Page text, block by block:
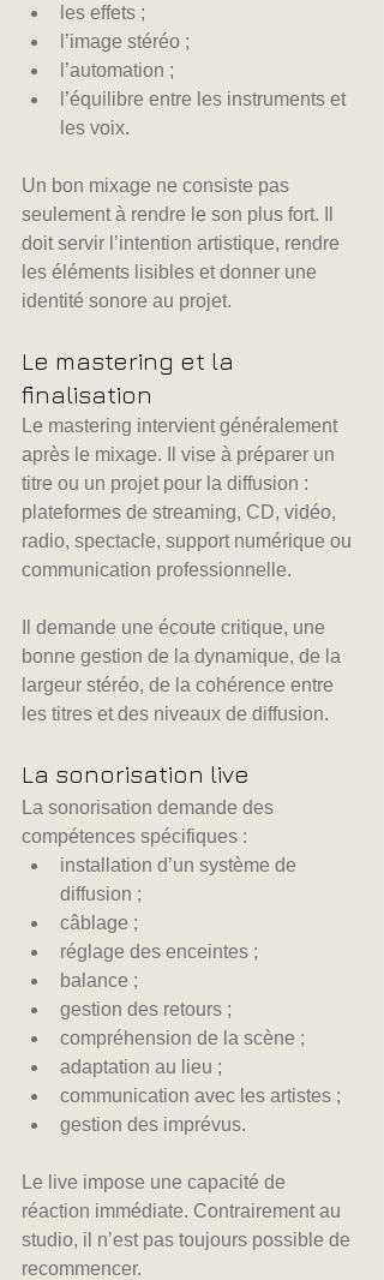
les effets ;
l’image stéréo ;
l’automation ;
l’équilibre entre les instruments et
les voix.
Un bon mixage ne consiste pas
seulement à rendre le son plus fort. Il
doit servir l’intention artistique, rendre
les éléments lisibles et donner une
identité sonore au projet.
Le mastering et la
finalisation
Le mastering intervient généralement
après le mixage. Il vise à préparer un
titre ou un projet pour la diffusion :
plateformes de streaming, CD, vidéo,
radio, spectacle, support numérique ou
communication professionnelle.
Il demande une écoute critique, une
bonne gestion de la dynamique, de la
largeur stéréo, de la cohérence entre
les titres et des niveaux de diffusion.
La sonorisation live
La sonorisation demande des
compétences spécifiques :
installation d’un système de
diffusion ;
câblage ;
réglage des enceintes ;
balance ;
gestion des retours ;
compréhension de la scène ;
adaptation au lieu ;
communication avec les artistes ;
gestion des imprévus.
Le live impose une capacité de
réaction immédiate. Contrairement au
studio, il n’est pas toujours possible de
recommencer.